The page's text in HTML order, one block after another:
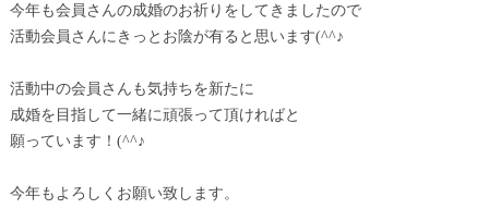
今年も会員さんの成婚のお祈りをしてきましたので
活動会員さんにきっとお陰が有ると思います(^^♪
活動中の会員さんも気持ちを新たに
成婚を目指して一緒に頑張って頂ければと
願っています！(^^♪
今年もよろしくお願い致します。